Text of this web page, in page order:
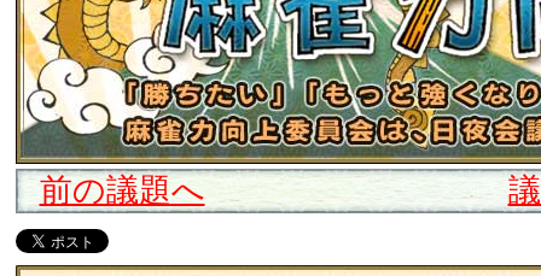
前の議題へ